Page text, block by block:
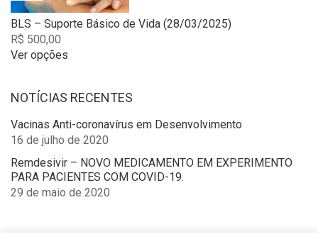
chosen
on
the
product
BLS – Suporte Básico de Vida (28/03/2025)
R$ 500,00
Ver opções
has
variants.
The
may
be
chosen
NOTÍCIAS RECENTES
Vacinas Anti-coronavírus em Desenvolvimento
16 de julho de 2020
Remdesivir – NOVO MEDICAMENTO EM EXPERIMENTO
PARA PACIENTES COM COVID-19.
29 de maio de 2020